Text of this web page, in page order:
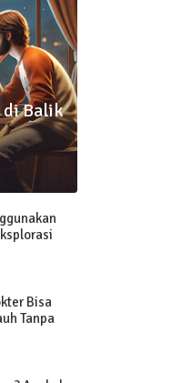
di Balik
Bisa
Tanpa